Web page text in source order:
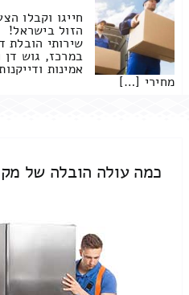
חייגו וקבלו
הזול בישראל!
שירותי הובלת
במרכז, גוש דן
אמינות
מחירי […]
כמה עולה הובלה של